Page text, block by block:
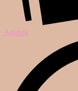
Agenda